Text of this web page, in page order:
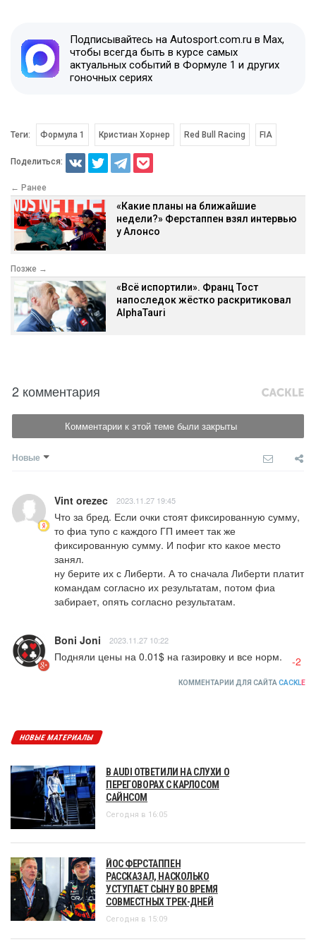
Подписывайтесь на Autosport.com.ru в Max,
чтобы всегда быть в курсе самых
актуальных событий в Формуле 1 и других
гоночных сериях
Теги: Формула 1 Кристиан Хорнер Red Bull Racing FIA
Поделиться:
← Ранее
«Какие планы на ближайшие
недели?» Ферстаппен взял интервью
у Алонсо
Позже →
«Всё испортили». Франц Тост
напоследок жёстко раскритиковал
AlphaTauri
2 комментария
Комментарии к этой теме были закрыты
Новые
Vint orezec 2023.11.27 19:45
Что за бред. Если очки стоят фиксированную сумму,
то фиа тупо с каждого ГП имеет так же
фиксированную сумму. И пофиг кто какое место
занял.
ну берите их с Либерти. А то сначала Либерти платит
командам согласно их результатам, потом фиа
забирает, опять согласно результатам.
Boni Joni 2023.11.27 10:22
Подняли цены на 0.01$ на газировку и все норм. -2
КОММЕНТАРИИ ДЛЯ САЙТА CACKLE
НОВЫЕ МАТЕРИАЛЫ
В AUDI ОТВЕТИЛИ НА СЛУХИ О
ПЕРЕГОВОРАХ С КАРЛОСОМ
САЙНСОМ
Сегодня в 16:05
ЙОС ФЕРСТАППЕН
РАССКАЗАЛ, НАСКОЛЬКО
УСТУПАЕТ СЫНУ ВО ВРЕМЯ
СОВМЕСТНЫХ ТРЕК-ДНЕЙ
Сегодня в 15:09